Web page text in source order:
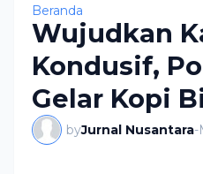
Beranda
Wujudkan
Kondusif,
Gelar Kopi
byJurnal Nusantara-